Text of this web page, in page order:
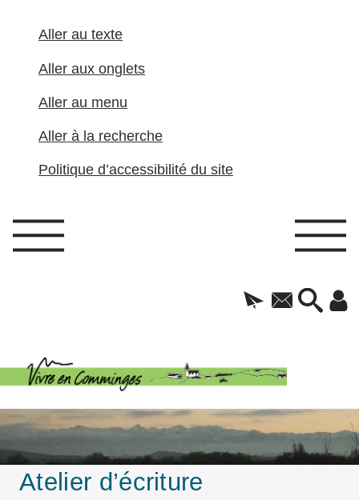
Aller au texte
Aller aux onglets
Aller au menu
Aller à la recherche
Politique d’accessibilité du site
Atelier d’écriture